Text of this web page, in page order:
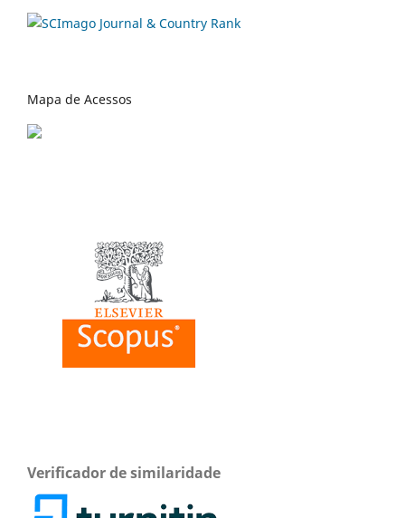
Mapa de Acessos
Verificador de similaridade